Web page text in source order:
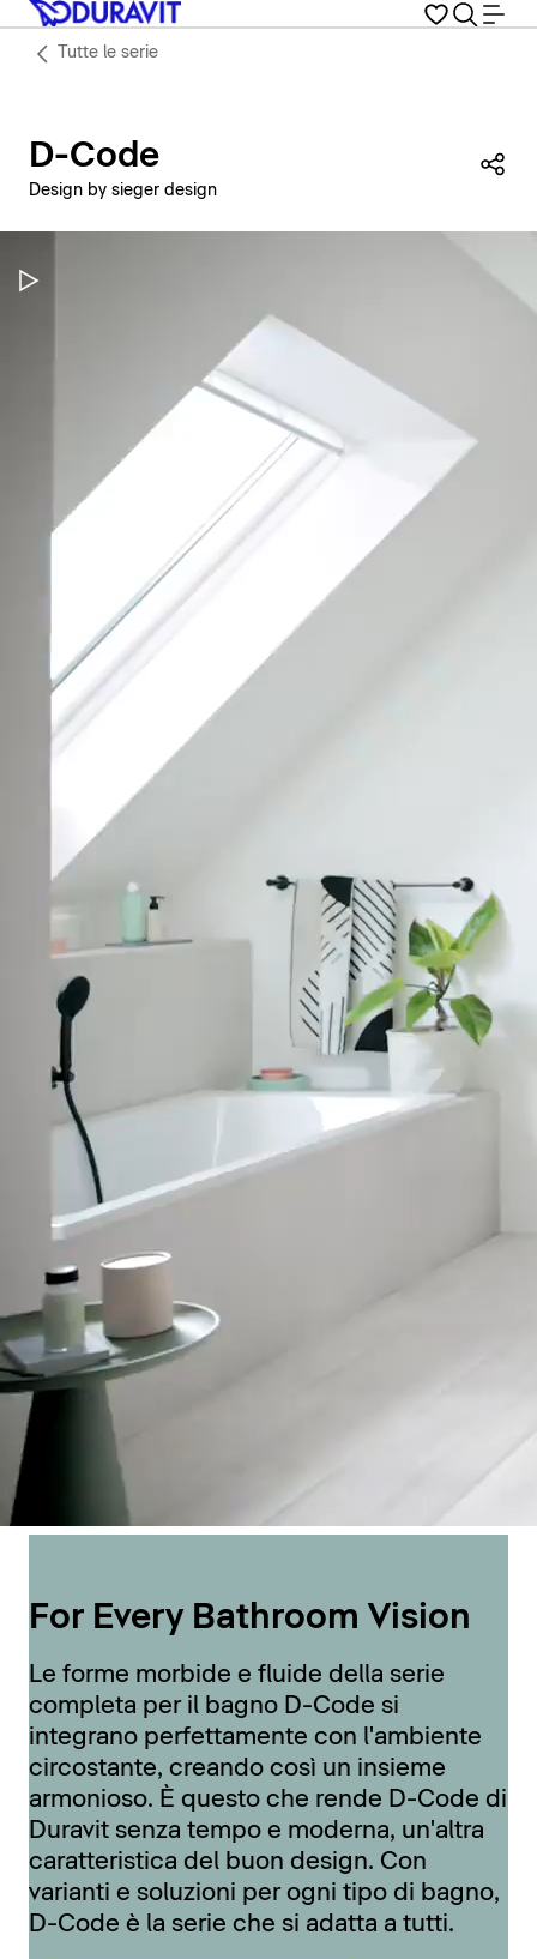
Tutte le serie
D-Code
Design by sieger design
Metti in pausa il video
For Every Bathroom Vision
Le forme morbide e fluide della serie
completa per il bagno D-Code si
integrano perfettamente con l'ambiente
circostante, creando così un insieme
armonioso. È questo che rende D-Code di
Duravit senza tempo e moderna, un'altra
caratteristica del buon design. Con
varianti e soluzioni per ogni tipo di bagno,
D-Code è la serie che si adatta a tutti.